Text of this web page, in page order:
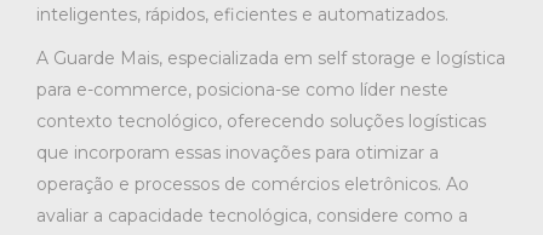
inteligentes, rápidos, eficientes e automatizados.
A Guarde Mais, especializada em self storage e logística
para e-commerce, posiciona-se como líder neste
contexto tecnológico, oferecendo soluções logísticas
que incorporam essas inovações para otimizar a
operação e processos de comércios eletrônicos. Ao
avaliar a capacidade tecnológica, considere como a